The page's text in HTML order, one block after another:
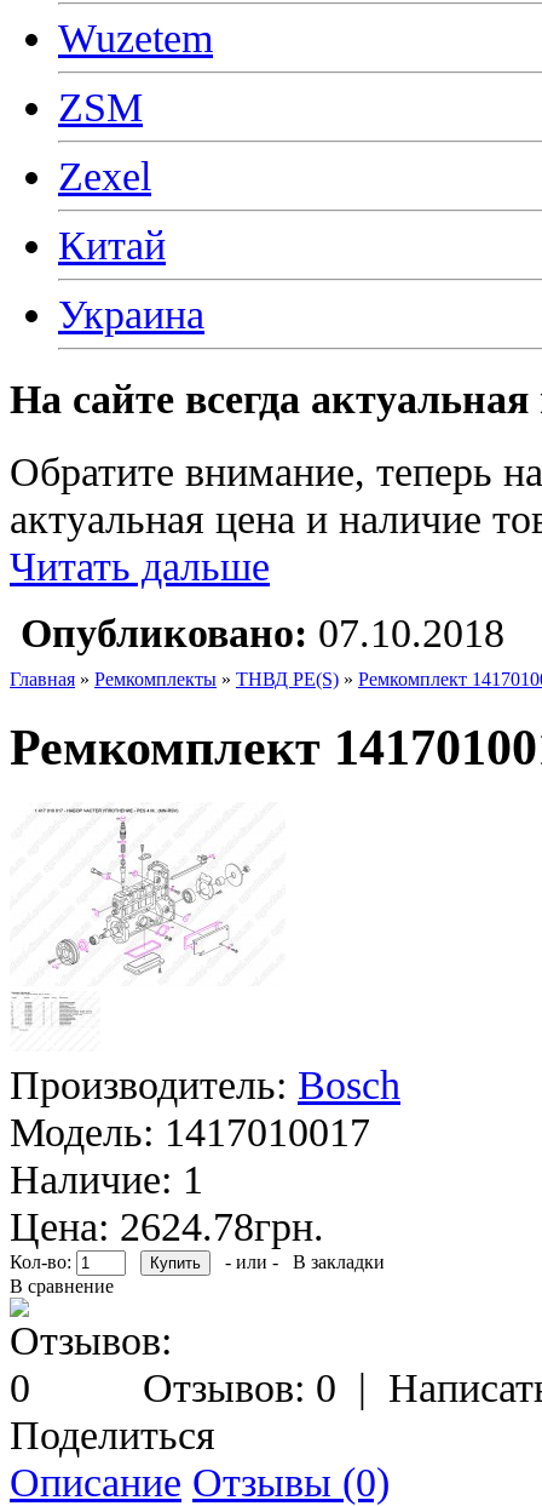
Wuzetem
ZSM
Zexel
Китай
Украина
На сайте всегда
Обратите внимание, теперь
актуальная цена и наличие
Читать дальше
Опубликовано: 07.10.2018
Главная » Ремкомплекты » ТНВД PE(S) » Ремкомплект
Ремкомплект
Производитель: Bosch
Модель: 1417010017
Наличие: 1
Цена: 2624.78грн.
Кол-во: - или -
В закладки
В сравнение
Отзывов: 0 |
Поделиться
Описание Отзывы (0)